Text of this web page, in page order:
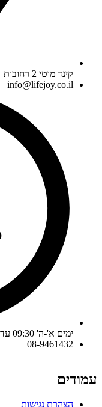
קינד מוטי 2 רחובות
info@lifejoy.co.il
ימים א'-ה' 09:30 עד 18:00.
08-9461432
עמודים
הצהרת נגישות